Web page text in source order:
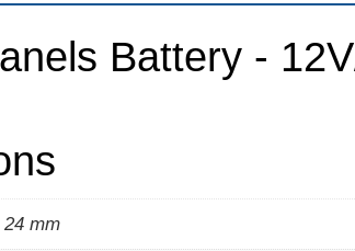
Battery -
24 mm